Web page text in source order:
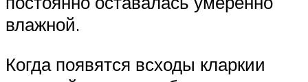
влажной.
Когда появятся всходы кларкии